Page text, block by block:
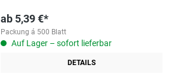
ab 5,39 €*
Packung á 500 Blatt
Auf Lager – sofort lieferbar
DETAILS